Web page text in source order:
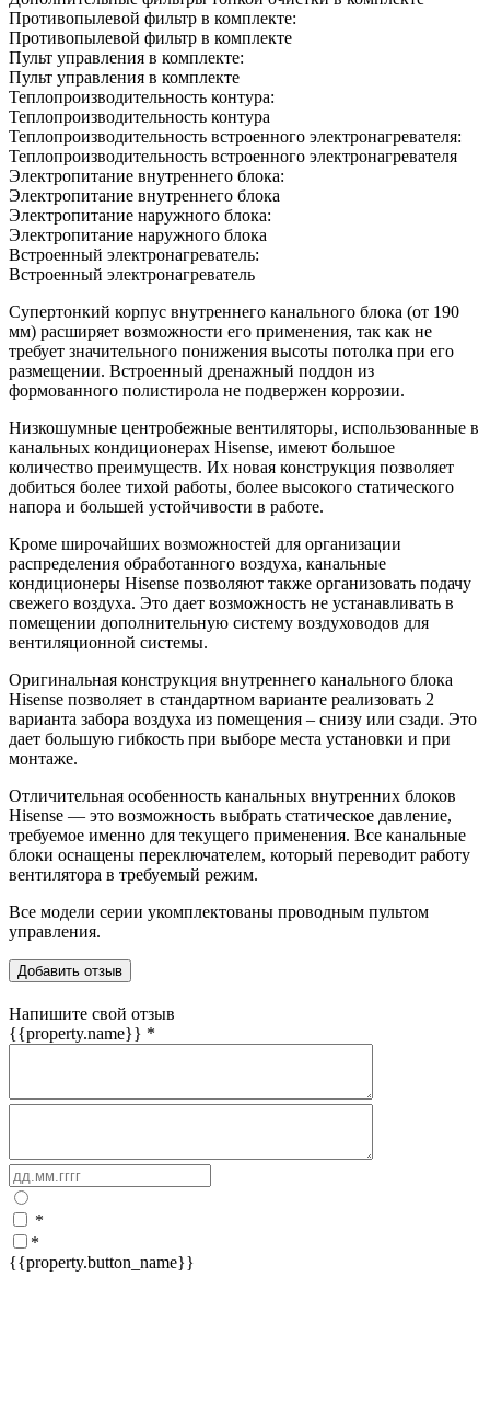
Противопылевой фильтр в комплекте:
Противопылевой фильтр в комплекте
Пульт управления в комплекте:
Пульт управления в комплекте
Теплопроизводительность контура:
Теплопроизводительность контура
Теплопроизводительность встроенного электронагревателя:
Теплопроизводительность встроенного электронагревателя
Электропитание внутреннего блока:
Электропитание внутреннего блока
Электропитание наружного блока:
Электропитание наружного блока
Встроенный электронагреватель:
Встроенный электронагреватель
Супертонкий корпус внутреннего канального блока (от 190
мм) расширяет возможности его применения, так как не
требует значительного понижения высоты потолка при его
размещении. Встроенный дренажный поддон из
формованного полистирола не подвержен коррозии.
Низкошумные центробежные вентиляторы, использованные в
канальных кондиционерах Hisense, имеют большое
количество преимуществ. Их новая конструкция позволяет
добиться более тихой работы, более высокого статического
напора и большей устойчивости в работе.
Кроме широчайших возможностей для организации
распределения обработанного воздуха, канальные
кондиционеры Hisense позволяют также организовать подачу
свежего воздуха. Это дает возможность не устанавливать в
помещении дополнительную систему воздуховодов для
вентиляционной системы.
Оригинальная конструкция внутреннего канального блока
Hisense позволяет в стандартном варианте реализовать 2
варианта забора воздуха из помещения – снизу или сзади. Это
дает большую гибкость при выборе места установки и при
монтаже.
Отличительная особенность канальных внутренних блоков
Hisense — это возможность выбрать статическое давление,
требуемое именно для текущего применения. Все канальные
блоки оснащены переключателем, который переводит работу
вентилятора в требуемый режим.
Все модели серии укомплектованы проводным пультом
управления.
Добавить отзыв
Напишите свой отзыв
{{property.name}} *
*
*
{{property.button_name}}